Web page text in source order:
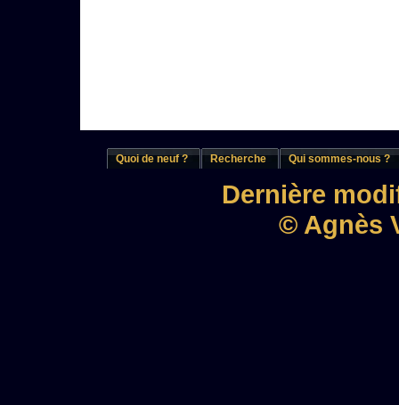
Quoi de neuf ? Recherche Qui sommes-nous ?
Dernière
© Agnès